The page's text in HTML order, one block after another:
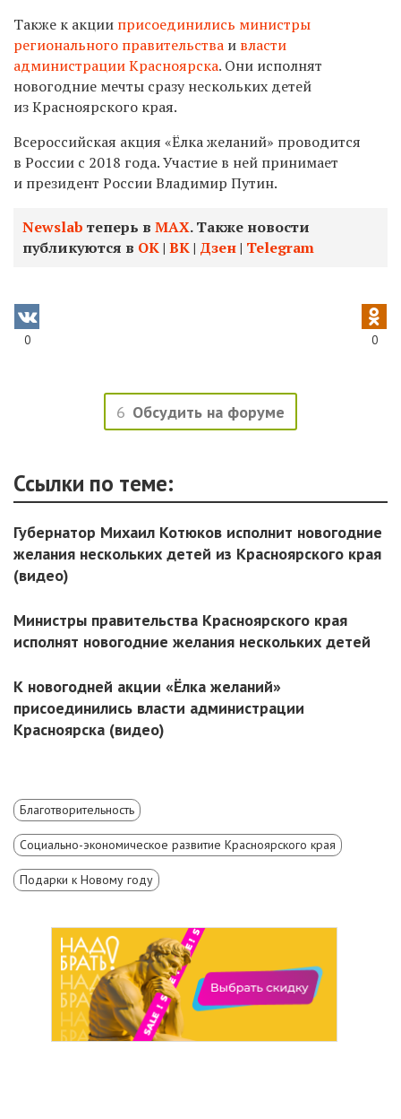
Также к акции присоединились министры
регионального правительства и власти
администрации Красноярска. Они исполнят
новогодние мечты сразу нескольких детей
из Красноярского края.
Всероссийская акция «Ёлка желаний» проводится
в России с 2018 года. Участие в ней принимает
и президент России Владимир Путин.
Newslab теперь в МАХ. Также новости
публикуются в ОК| ВК| Дзен| Telegram
0 0
6 Обсудить на форуме
Ссылки по теме:
Губернатор Михаил Котюков исполнит новогодние
желания нескольких детей из Красноярского края
(видео)
Министры правительства Красноярского края
исполнят новогодние желания нескольких детей
К новогодней акции «Ёлка желаний»
присоединились власти администрации
Красноярска (видео)
Благотворительность
Социально-экономическое развитие Красноярского края
Подарки к Новому году